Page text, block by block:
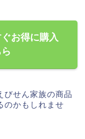
お得に購入
びせん家族の商品
のかもしれませ